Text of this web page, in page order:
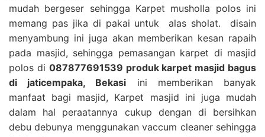
mudah bergeser sehingga Karpet musholla polos ini
memang pas jika di pakai untuk alas sholat. disain
menyambung ini juga akan memberikan kesan rapaih
pada masjid, sehingga pemasangan karpet di masjid
polos di 087877691539 produk karpet masjid bagus
di jaticempaka, Bekasi ini memberikan banyak
manfaat bagi masjid, Karpet masjid ini juga mudah
dalam hal peraatannya cukup dengan di bersihkan
debu debunya menggunakan vaccum cleaner sehingga